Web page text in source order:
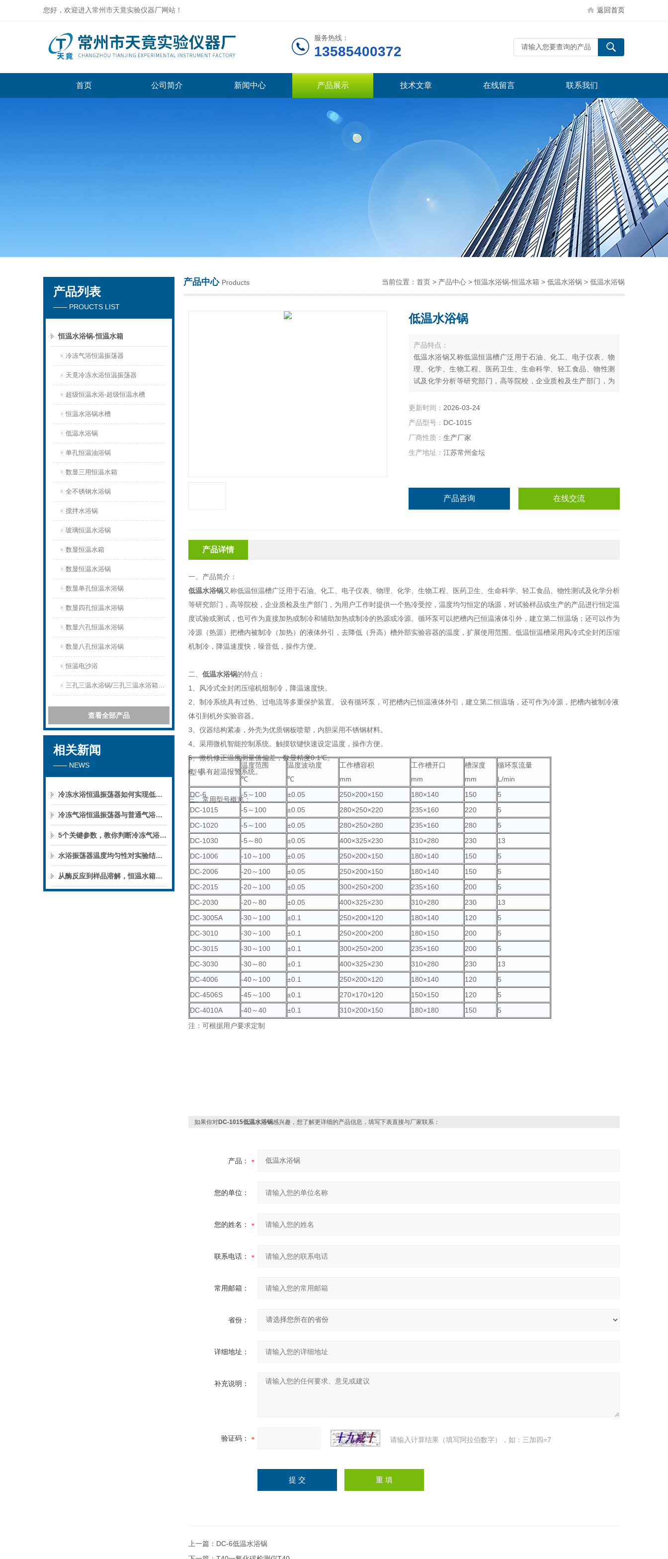
您好，欢迎进入常州市天竟实验仪器厂网站！ 返回首页
服务热线：
13585400372
首页 公司简介 新闻中心 产品展示 技术文章 在线留言 联系我们
产品列表
—— PROUCTS LIST
恒温水浴锅-恒温水箱
冷冻气浴恒温振荡器
天竟冷冻水浴恒温振荡器
超级恒温水浴-超级恒温水槽
恒温水浴锅水槽
低温水浴锅
单孔恒温油浴锅
数显三用恒温水箱
全不锈钢水浴锅
搅拌水浴锅
玻璃恒温水浴锅
数显恒温水箱
数显恒温水浴锅
数显单孔恒温水浴锅
数显四孔恒温水浴锅
数显六孔恒温水浴锅
数显八孔恒温水浴锅
恒温电沙浴
三孔三温水浴锅/三孔三温水浴箱三孔三温水浴槽
查看全部产品
相关新闻
—— NEWS
冷冻水浴恒温振荡器如何实现低温下的微生物培养？
冷冻气浴恒温振荡器与普通气浴振荡器的区别
5个关键参数，教你判断冷冻气浴恒温振荡器的性能优劣
水浴振荡器温度均匀性对实验结果的影响
从酶反应到样品溶解，恒温水箱的实验用途
产品中心 Products 当前位置： 首页 > 产品中心 >恒温水浴锅-恒温水箱 > 低温水浴锅 > 低温水浴锅
低温水浴锅
产品特点：
低温水浴锅又称低温恒温槽广泛用于石油、化工、电子仪表、物
理、化学、生物工程、医药卫生、生命科学、轻工食品、物性测
试及化学分析等研究部门，高等院校，企业质检及生产部门，为
品或生产的产品进行恒定温度试验或测试，也可作为直接加热或
液体引外，建立第二恒温场；还可以作为冷源(热源)把槽内
更新时间： 2026-03-24
产品型号： DC-1015
厂商性质： 生产厂家
生产地址： 江苏常州金坛
产品咨询 在线交流
产品详情
一、产品简介：
低温水浴锅又称低温恒温槽广泛用于石油、化工、电子仪表、物理、化学、生物工程、医药卫生、生命科学、轻工食品、物性测试及化学分析
等研究部门，高等院校，企业质检及生产部门，为用户工作时提供一个热冷受控，温度均匀恒定的场源，对试验样品或生产的产品进行恒定温
度试验或测试，也可作为直接加热或制冷和辅助加热或制冷的热源或冷源。循环泵可以把槽内已恒温液体引外，建立第二恒温场；还可以作为
冷源（热源）把槽内被制冷（加热）的液体外引，去降低（升高）槽外部实验容器的温度，扩展使用范围。低温恒温槽采用风冷式全封闭压缩
机制冷，降温速度快，噪音低，操作方便。
二、 低温水浴锅的特点：
1、风冷式全封闭压缩机组制冷，降温速度快。
2、制冷系统具有过热、过电流等多重保护装置。 设有循环泵，可把槽内已恒温液体外引，建立第二恒温场，还可作为冷源，把槽内被制冷液
体引到机外实验容器。
3、仪器结构紧凑，外壳为优质钢板喷塑，内胆采用不锈钢材料。
4、采用微机智能控制系统。触摸软键快速设定温度，操作方便。
5、微机修正温度测量值偏差，数显精度0.1℃。
6、具有超温报警系统。
三、常用型号概览：
型号
温度范围
℃
温度波动度
℃
工作槽容积
mm
工作槽开口
mm
槽深度
mm
循环泵流量
L/min
DC-6
-5～100 ±0.05 250×200×150 180×140 150
5
DC-1015
-5～100 ±0.05 280×250×220 235×160 220
5
DC-1020
-5～100 ±0.05 280×250×280 235×160 280
5
DC-1030
-5～80 ±0.05 400×325×230 310×280 230
13
DC-1006
-10～100 ±0.05 250×200×150 180×140 150
5
DC-2006
-20～100 ±0.05 250×200×150 180×140 150
5
DC-2015
-20～100 ±0.05 300×250×200 235×160 200
5
DC-2030
-20～80 ±0.05 400×325×230 310×280 230
13
DC-3005A
-30～100 ±0.1 250×200×120 180×140 120
5
DC-3010
-30～100 ±0.1 250×200×200 180×150 200
5
DC-3015
-30～100 ±0.1 300×250×200 235×160 200
5
DC-3030
-30～80 ±0.1 400×325×230 310×280 230
13
DC-4006
-40～100 ±0.1 250×200×120 180×140 120
5
DC-4506S
-45～100 ±0.1 270×170×120 150×150 120
5
DC-4010A
-40～40 ±0.1 310×200×150 180×180 150
5
注：可根据用户要求定制
如果你对DC-1015低温水浴锅感兴趣，想了解更详细的产品信息，填写下表直接与厂家联系：
产品：
您的单位：
您的姓名：
联系电话：
常用邮箱：
省份：
详细地址：
补充说明：
验证码： 请输入计算结果（填写阿拉伯数字），如：三加四=7
上一篇： DC-6低温水浴锅